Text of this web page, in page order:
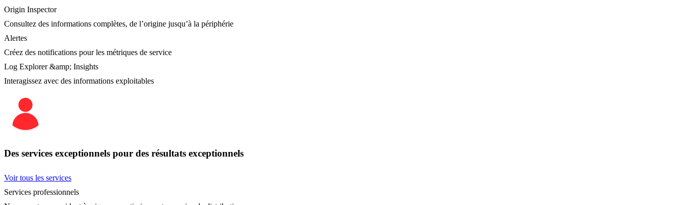
Origin Inspector
Consultez des informations complètes, de l’origine jusqu’à la périphérie
Alertes
Créez des notifications pour les métriques de service
Log Explorer &amp; Insights
Interagissez avec des informations exploitables
Des services exceptionnels pour des résultats exceptionnels
Voir tous les services
Services professionnels